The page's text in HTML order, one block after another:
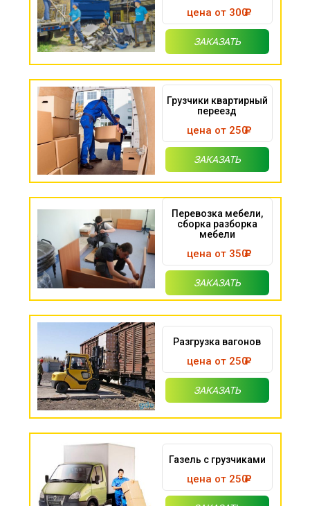
цена от 300
ЗАКАЗАТЬ
Грузчики квартирный
переезд
цена от 250
ЗАКАЗАТЬ
Перевозка мебели,
сборка разборка
мебели
цена от 350
ЗАКАЗАТЬ
Разгрузка вагонов
цена от 250
ЗАКАЗАТЬ
Газель с грузчиками
цена от 250